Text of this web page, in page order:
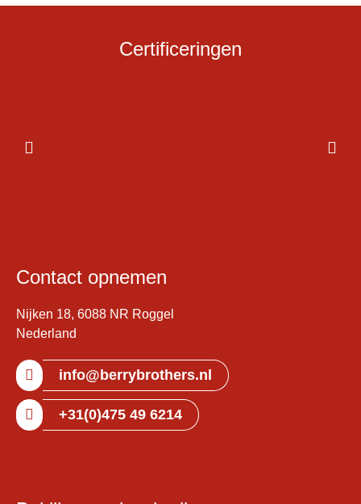
Certificeringen
Contact opnemen
Nijken 18, 6088 NR Roggel
Nederland
info@berrybrothers.nl
+31(0)475 49 6214